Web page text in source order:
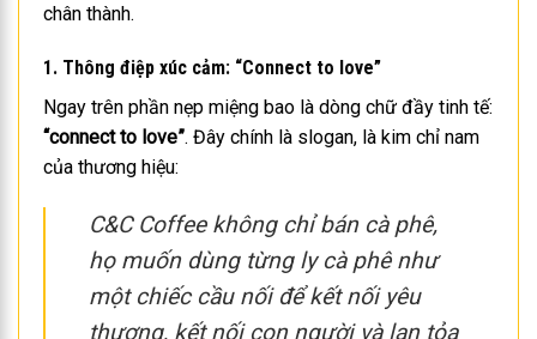
chân thành.
1. Thông điệp xúc cảm: “Connect to love”
Ngay trên phần nẹp miệng bao là dòng chữ đầy tinh tế:
“connect to love”. Đây chính là slogan, là kim chỉ nam
của thương hiệu:
C&C Coffee không chỉ bán cà phê,
họ muốn dùng từng ly cà phê như
một chiếc cầu nối để kết nối yêu
thương, kết nối con người và lan tỏa